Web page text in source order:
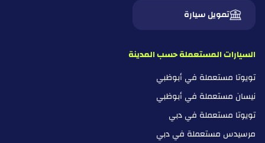
تمويل سيارة
السيارات المستعملة حسب المدينة
تويوتا مستعملة في أبوظبي
نيسان مستعملة في أبوظبي
تويوتا مستعملة في دبي
مرسيدس مستعملة في دبي